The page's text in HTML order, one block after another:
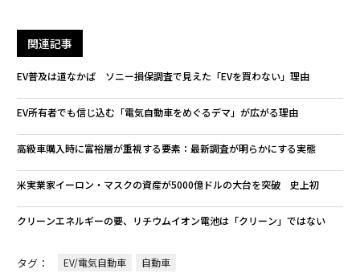
関連記事
EV普及は道なかば ソニー損保調査で見えた「EVを買わない」理由
EV所有者でも信じ込む「電気自動車をめぐるデマ」が広がる理由
高級車購入時に富裕層が重視する要素：最新調査が明らかにする実態
米実業家イーロン・マスクの資産が5000億ドルの大台を突破 史上初
クリーンエネルギーの要、リチウムイオン電池は「クリーン」ではない
タグ： EV/電気自動車 自動車